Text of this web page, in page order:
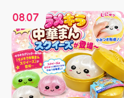
08.07